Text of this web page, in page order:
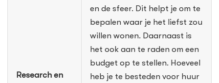
Research en
en de sfeer. Dit helpt je om te
bepalen waar je het liefst zou
willen wonen. Daarnaast is
het ook aan te raden om een
budget op te stellen. Hoeveel
heb je te besteden voor huur